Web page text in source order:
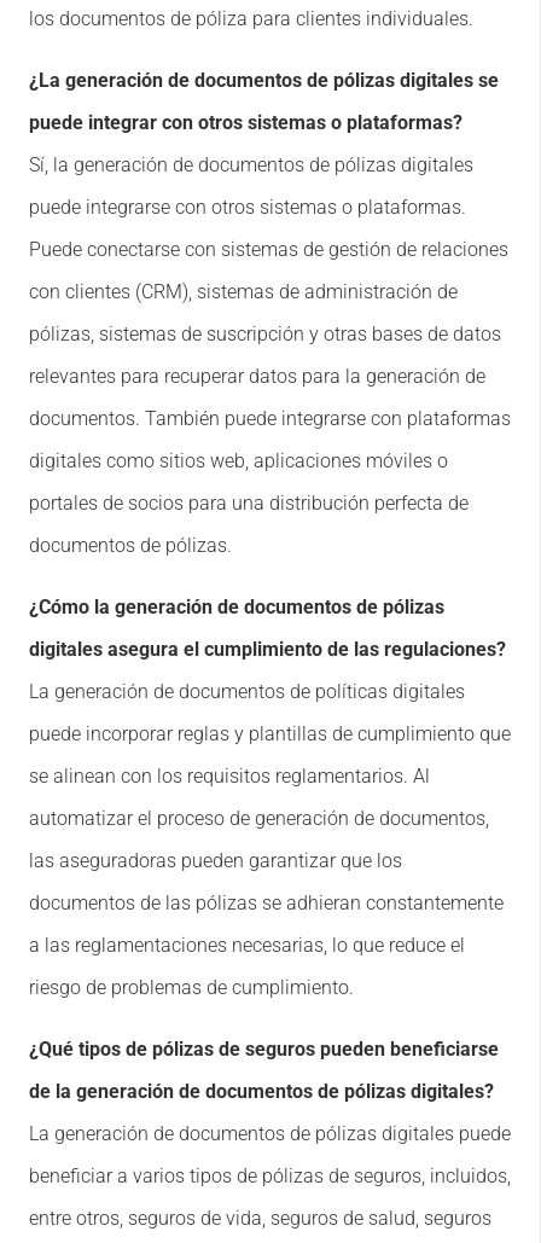
los documentos de póliza para clientes individuales.
¿La generación de documentos de pólizas digitales se
puede integrar con otros sistemas o plataformas?
Sí, la generación de documentos de pólizas digitales
puede integrarse con otros sistemas o plataformas.
Puede conectarse con sistemas de gestión de relaciones
con clientes (CRM), sistemas de administración de
pólizas, sistemas de suscripción y otras bases de datos
relevantes para recuperar datos para la generación de
documentos. También puede integrarse con plataformas
digitales como sitios web, aplicaciones móviles o
portales de socios para una distribución perfecta de
documentos de pólizas.
¿Cómo la generación de documentos de pólizas
digitales asegura el cumplimiento de las regulaciones?
La generación de documentos de políticas digitales
puede incorporar reglas y plantillas de cumplimiento que
se alinean con los requisitos reglamentarios. Al
automatizar el proceso de generación de documentos,
las aseguradoras pueden garantizar que los
documentos de las pólizas se adhieran constantemente
a las reglamentaciones necesarias, lo que reduce el
riesgo de problemas de cumplimiento.
¿Qué tipos de pólizas de seguros pueden beneficiarse
de la generación de documentos de pólizas digitales?
La generación de documentos de pólizas digitales puede
beneficiar a varios tipos de pólizas de seguros, incluidos,
entre otros, seguros de vida, seguros de salud, seguros